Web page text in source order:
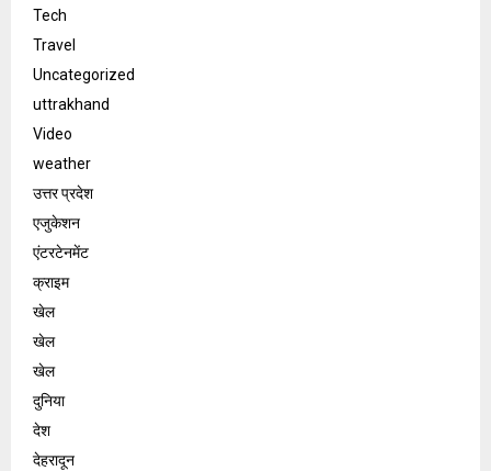
Tech
Travel
Uncategorized
uttrakhand
Video
weather
उत्तर प्रदेश
एजुकेशन
एंटरटेनमेंट
क्राइम
खेल
खेल
खेल
दुनिया
देश
देहरादून